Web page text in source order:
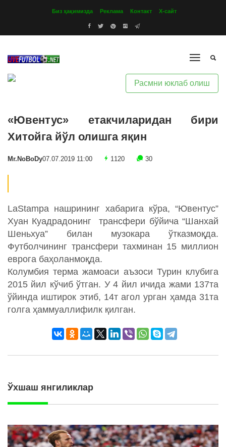
Биз ҳақимизда Реклама Контакт Х-сайт
Расмни юклаб олиш
«Ювентус» етакчиларидан бири
Хитойга йўл олишга яқин
Mr.NoBoDy07.07.2019 11:00 1120 30
LaStampa нашрининг хабарига кўра, “Ювентус”
Хуан Куадрадонинг трансфери бўйича “Шанхай
Шеньхуа” билан музокара ўтказмоқда.
Футболчининг трансфери тахминан 15 миллион
еврога баҳоланмоқда.
Колумбия терма жамоаси аъзоси Турин клубига
2015 йил кўчиб ўтган. У 4 йил ичида жами 137та
ўйинда иштирок этиб, 14т агол урган ҳамда 31та
голга ҳаммуаллифилк қилган.
Ўхшаш янгиликлар